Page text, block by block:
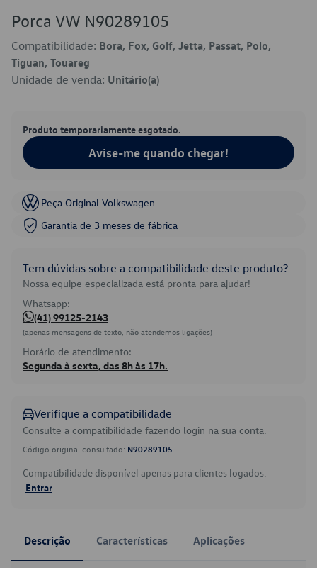
Porca VW N90289105
Compatibilidade: Bora, Fox, Golf, Jetta, Passat, Polo,
Tiguan, Touareg
Unidade de venda: Unitário(a)
Produto temporariamente esgotado.
Avise-me quando chegar!
Peça Original Volkswagen
Garantia de 3 meses de fábrica
Tem dúvidas sobre a compatibilidade deste produto?
Nossa equipe especializada está pronta para ajudar!
Whatsapp:
(41) 99125-2143
(apenas mensagens de texto, não atendemos ligações)
Horário de atendimento:
Segunda à sexta, das 8h às 17h.
Verifique a compatibilidade
Consulte a compatibilidade fazendo login na sua conta.
Código original consultado: N90289105
Compatibilidade disponível apenas para clientes logados.
Entrar
Descrição Características Aplicações